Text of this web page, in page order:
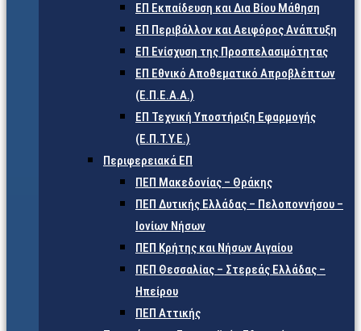
ΕΠ Εκπαίδευση και Δια Βίου Μάθηση
ΕΠ Περιβάλλον και Αειφόρος Ανάπτυξη
ΕΠ Ενίσχυση της Προσπελασιμότητας
ΕΠ Εθνικό Αποθεματικό Απροβλέπτων
(Ε.Π.Ε.Α.Α.)
ΕΠ Τεχνική Υποστήριξη Εφαρμογής
(Ε.Π.Τ.Υ.Ε.)
Περιφερειακά ΕΠ
ΠΕΠ Μακεδονίας – Θράκης
ΠΕΠ Δυτικής Ελλάδας – Πελοποννήσου –
Ιονίων Νήσων
ΠΕΠ Κρήτης και Νήσων Αιγαίου
ΠΕΠ Θεσσαλίας – Στερεάς Ελλάδας –
Ηπείρου
ΠΕΠ Αττικής